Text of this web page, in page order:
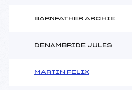
BARNFATHER ARCHIE
DENAMBRIDE JULES
MARTIN FELIX